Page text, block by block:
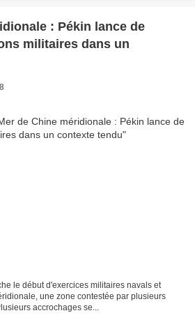
: Pékin lance de
militaires dans un
le début d'exercices militaires navals et
une zone contestée par plusieurs
accrochages se...